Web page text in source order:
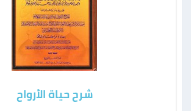
شرح حياة الأرواح